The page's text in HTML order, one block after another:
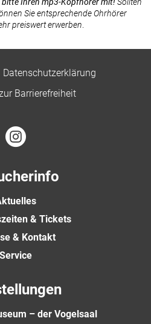
Sie entsprechende Ohrhörer
preiswert erwerben
Datenschutzerklärung
Barrierefreiheit
& Tickets
& Kontakt
Service
– der Vogelsaal